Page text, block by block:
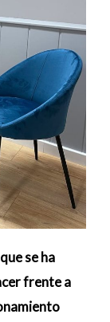
se ha
frente a